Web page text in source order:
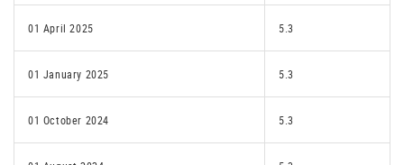
01 April 2025 5.3
01 January 2025 5.3
01 October 2024 5.3